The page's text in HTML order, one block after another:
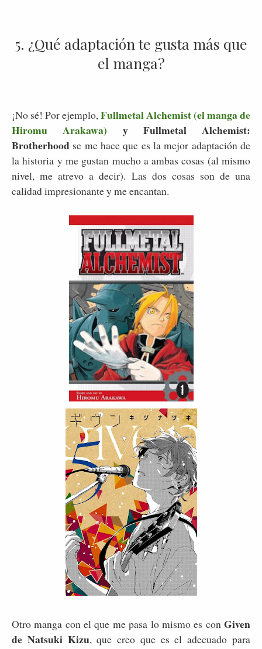
5. ¿Qué adaptación te gusta más que
el manga?
¡No sé! Por ejemplo, Fullmetal Alchemist (el manga de
Hiromu Arakawa) y Fullmetal Alchemist:
Brotherhood se me hace que es la mejor adaptación de
la historia y me gustan mucho a ambas cosas (al mismo
nivel, me atrevo a decir). Las dos cosas son de una
calidad impresionante y me encantan.
Otro manga con el que me pasa lo mismo es con Given
de Natsuki Kizu, que creo que es el adecuado para